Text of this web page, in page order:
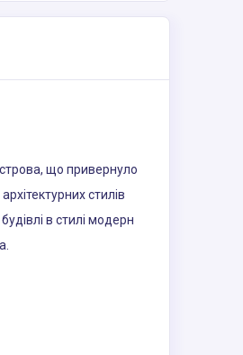
що привернуло
стилів
в стилі модерн